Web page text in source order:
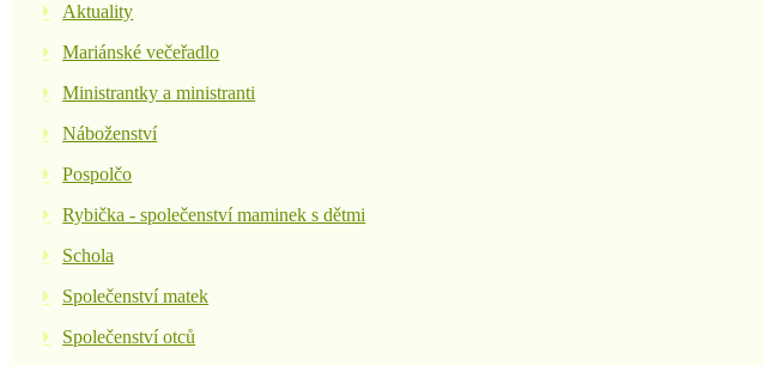
Aktuality
Mariánské večeřadlo
Ministrantky a ministranti
Náboženství
Pospolčo
Rybička - společenství maminek s dětmi
Schola
Společenství matek
Společenství otců